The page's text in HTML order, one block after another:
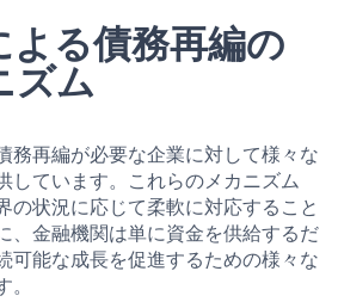
よる債務再編の
ズム
務再編が必要な企業に対して様々な
しています。これらのメカニズム
の状況に応じて柔軟に対応すること
、金融機関は単に資金を供給するだ
可能な成長を促進するための様々な